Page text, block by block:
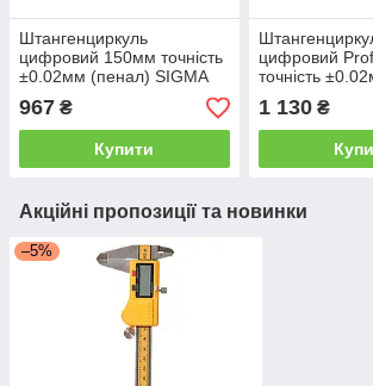
Штангенциркуль
цифровий 150мм точність
±0.02мм (пенал) SIGMA
967 ₴
Купити
цифровий
точність
1 130₴
Акційні пропозиції та новинки
–5%